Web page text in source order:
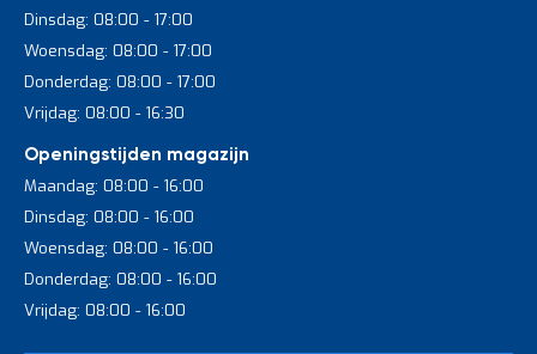
Waar moet je op letten bij
samenstellen?
Een Heavy Duty legbordstelling moet niet alleen sterk zijn, maar
Het gewicht per legbord en de totale belasting
De diepte van de legborden in verhouding tot je goederen
De hoogte en bereikbaarheid van de stelling
De breedte van de secties voor optimale opslag
Dinsdag: 08:00 - 17:00
Woensdag: 08:00 - 17:00
Donderdag: 08:00 - 17:00
Vrijdag: 08:00 - 16:30
Openingstijden magazijn
Maandag: 08:00 - 16:00
Dinsdag: 08:00 - 16:00
Woensdag: 08:00 - 16:00
Donderdag: 08:00 - 16:00
Vrijdag: 08:00 - 16:00